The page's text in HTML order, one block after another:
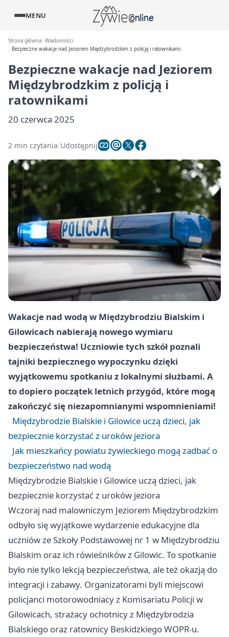
MENU
Strona główna Wiadomości
Bezpieczne wakacje nad Jeziorem Międzybrodzkim z policją i ratownikami
Bezpieczne wakacje nad Jeziorem
Międzybrodzkim z policją i
ratownikami
20 czerwca 2025
2 min czytania Udostępnij
Wakacje nad wodą w Międzybrodziu Bialskim i
Gilowicach nabierają nowego wymiaru
bezpieczeństwa! Uczniowie tych szkół poznali
tajniki bezpiecznego wypoczynku dzięki
wyjątkowemu spotkaniu z lokalnymi służbami. A
to dopiero początek letnich przygód, które mogą
zakończyć się niezapomnianymi wspomnieniami!
Międzybrodzie Bialskie i Gilowice uczą dzieci, jak
bezpiecznie korzystać z uroków jeziora
Jak mieszkańcy powiatu żywieckiego mogą zadbać o
bezpieczeństwo nad wodą
Międzybrodzie Bialskie i Gilowice uczą dzieci, jak
bezpiecznie korzystać z uroków jeziora
Wczoraj nad malowniczym Jeziorem Międzybrodzkim
odbyło się wyjątkowe wydarzenie edukacyjne dla
uczniów ze Szkoły Podstawowej nr 1 w Międzybrodziu
Bialskim oraz ich rówieśników z Gilowic. To spotkanie
było nie tylko lekcją bezpieczeństwa, ale też okazją do
integracji i zabawy. Organizatorami byli miejscowi
policjanci motorowodniacy z Komisariatu Policji w
Gilowicach, strażacy ochotnicy z Międzybrodzia
Bialskiego oraz ratownicy Beskidzkiego WOPR-u.